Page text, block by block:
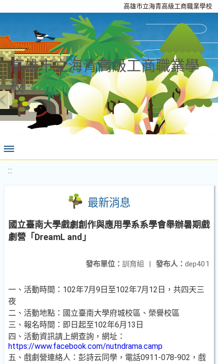
高雄市立海青高級工商職業學校
高雄市立海青高級工商職業學
校
:::
最新消息
國立臺南大學戲劇創作與應用學系系學會舉辦暑期戲
劇營「DreamL and」
發布人： dep401
發布單位： 訓育組 |
一、活動時間：102年7月9日至102年7月12日，共四天三
夜
二、活動地點：國立臺南大學府城校區、榮譽校區
三、報名時間：即日起至102年6月13日
四、活動資訊請上網查詢，網址：
https://www.facebook.com/nutndrama.camp
五、戲劇營連絡人：彭詩云同學，電話0911-078-902，戲